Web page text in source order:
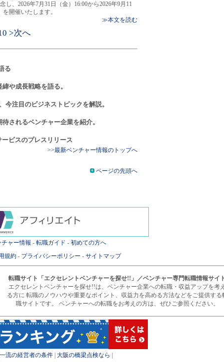
、2026年7月31日（金）16:00から2026年9月11
開催いたします。
≫本文を読む
>次へ
る
や成長戦略を語る。
今注目のビジネストピックを解説。
されるベンチャー企業を紹介。
ビスのプレスリリース
>>最新ベンチャー情報のトップへ
ページの先頭へ
ャー情報 - 転職ガイド - 初めての方へ
規約 - プライバシーポリシー - サイトマップ
転職サイト
「エクセレントベンチャーを探せ!!」／ベンチャー専門転職情報サイ
エクセレントベンチャーを探せ!!は、ベンチャー企業への転職・収益アップを考え
る方に 転職のノウハウや重要なポイント、収益力を高める方法などをご提供する
職サイトです。 ベンチャーへの転職をお考えの方は、ぜひご参照ください。
一流の経営者の条件| 大阪の橋梁点検なら